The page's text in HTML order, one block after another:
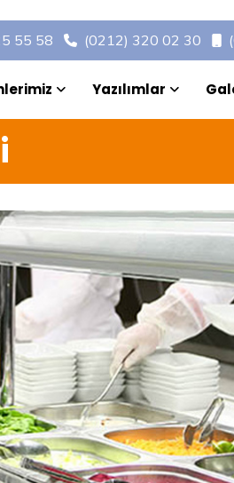
55 58 (0212) 320 02 30
Yazılımlar